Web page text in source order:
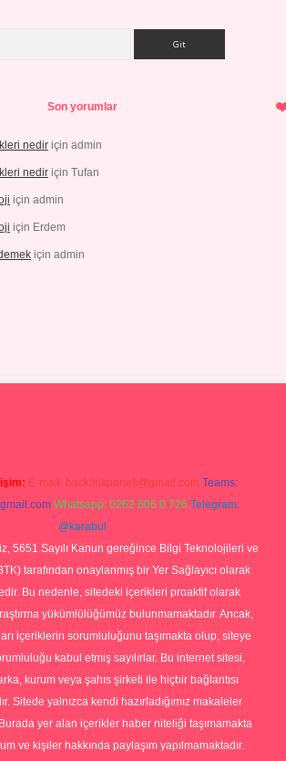
Son yorumlar
nedir için admin
nedir için Tufan
için admin
için Erdem
için admin
E-mail: backlinkpaneli@gmail.com Teams:
Whatsapp: 0262 606 0 726 Telegram:
@karabul
5651 Sayılı Kanun gereğince Bilgi Teknolojileri ve
tarafından onaylanmış bir Yer Sağlayıcı olarak
Bu nedenle, sitedeki içerikleri proaktif olarak
yükümlülüğümüz bulunmamaktadır. Ancak,
içeriklerin sorumluluğunu taşımakta olup, siteye
kabul etmiş sayılırlar. Bu internet sitesi,
kurum veya şahıs şirketi ile hiçbir bağlantısı
Sitede yalnızca kendi hazırladığımız makaleler
yer alan içerikler haber niteliği taşımamakta
ve kişiler hakkında paylaşım yapılmamaktadır.